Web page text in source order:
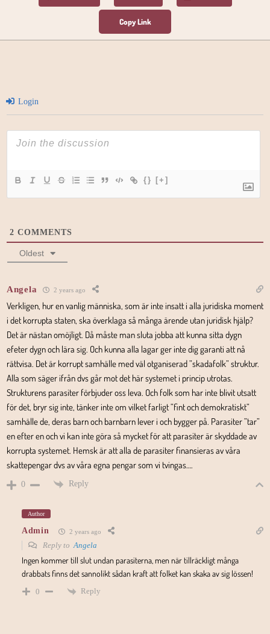
Login
{} [+]
2 COMMENTS
Oldest
Angela 2 years ago
Verkligen, hur en vanlig människa, som är inte insatt i alla juridiska moment
i det korrupta staten, ska överklaga så många ärende utan juridisk hjälp?
Det är nästan omöjligt. Då måste man sluta jobba att kunna sitta dygn
efeter dygn och lära sig. Och kunna alla lagar ger inte dig garanti att nå
rättvisa. Det är korrupt samhälle med väl otganiserad ”skadafolk” struktur.
Alla som säger ifrån dvs går mot det här systemet i princip utrotas.
Strukturens parasiter förbjuder oss leva. Och folk som har inte blivit utsatt
för det, bryr sig inte, tänker inte om vilket farligt ”fint och demokratiskt”
samhälle de, deras barn och barnbarn lever i och bygger på. Parasiter ”tar”
en efter en och vi kan inte göra så mycket för att parasiter är skyddade av
korrupta systemet. Hemsk är att alla de parasiter finansieras av våra
skattepengar dvs av våra egna pengar som vi tvingas….
0 Reply
Author
Admin 2 years ago
Reply toAngela
Ingen kommer till slut undan parasiterna, men när tillräckligt många
drabbats finns det sannolikt sådan kraft att folket kan skaka av sig lössen!
0 Reply